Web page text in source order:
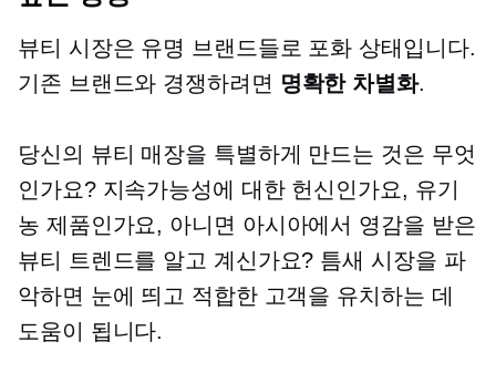
뷰티 시장은 유명 브랜드들로 포화 상태입니다.
기존 브랜드와 경쟁하려면 명확한 차별화.
당신의 뷰티 매장을 특별하게 만드는 것은 무엇
인가요? 지속가능성에 대한 헌신인가요, 유기
농 제품인가요, 아니면 아시아에서 영감을 받은
뷰티 트렌드를 알고 계신가요? 틈새 시장을 파
악하면 눈에 띄고 적합한 고객을 유치하는 데
도움이 됩니다.